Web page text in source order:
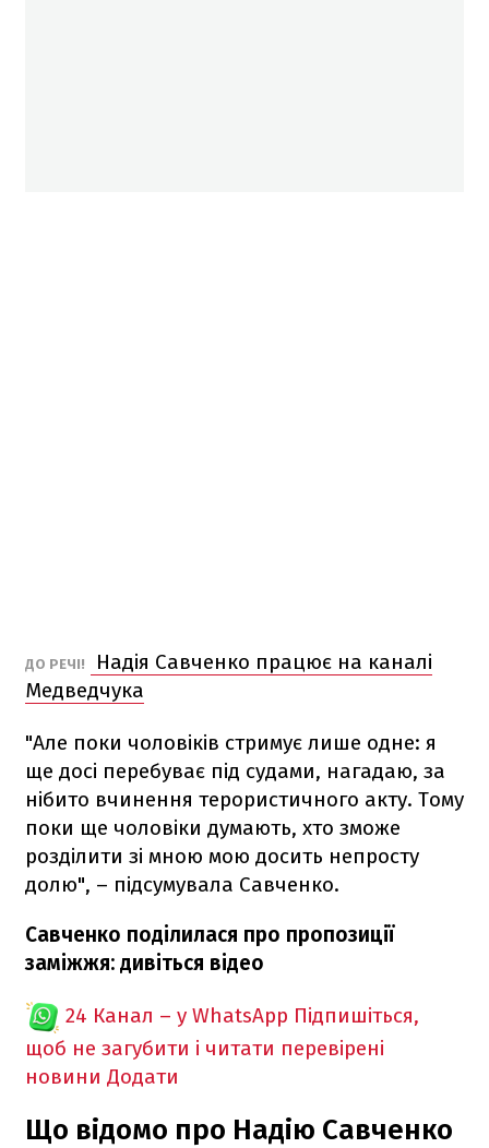
ДО РЕЧІ!
Надія Савченко працює на каналі
Медведчука
"Але поки чоловіків стримує лише одне: я
ще досі перебуває під судами, нагадаю, за
нібито вчинення терористичного акту. Тому
поки ще чоловіки думають, хто зможе
розділити зі мною мою досить непросту
долю", – підсумувала Савченко.
Савченко поділилася про пропозиції
заміжжя: дивіться відео
24 Канал – у WhatsApp Підпишіться,
щоб не загубити і читати перевірені
новини Додати
Що відомо про Надію Савченко